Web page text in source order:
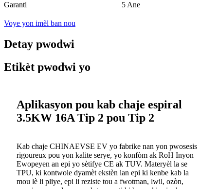
Garanti
5 Ane
Voye yon imèl ban nou
Detay pwodwi
Etikèt pwodwi yo
Aplikasyon pou kab chaje espiral
3.5KW 16A Tip 2 pou Tip 2
Kab chaje CHINAEVSE EV yo fabrike nan yon pwosesis
rigoureux pou yon kalite serye, yo konfòm ak RoH Inyon
Ewopeyen an epi yo sètifye CE ak TUV. Materyèl la se
TPU, ki kontwole dyamèt ekstèn lan epi ki kenbe kab la
mou lè li pliye, epi li reziste tou a fwotman, lwil, ozòn,